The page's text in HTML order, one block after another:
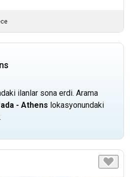
ilanlar sona erdi. Arama
- Athens lokasyonundaki